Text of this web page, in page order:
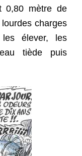
0,80 mètre de
charges
élever, les
tiède puis